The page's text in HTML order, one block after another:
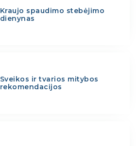
Kraujo spaudimo stebėjimo
dienynas
Sveikos ir tvarios mitybos
rekomendacijos